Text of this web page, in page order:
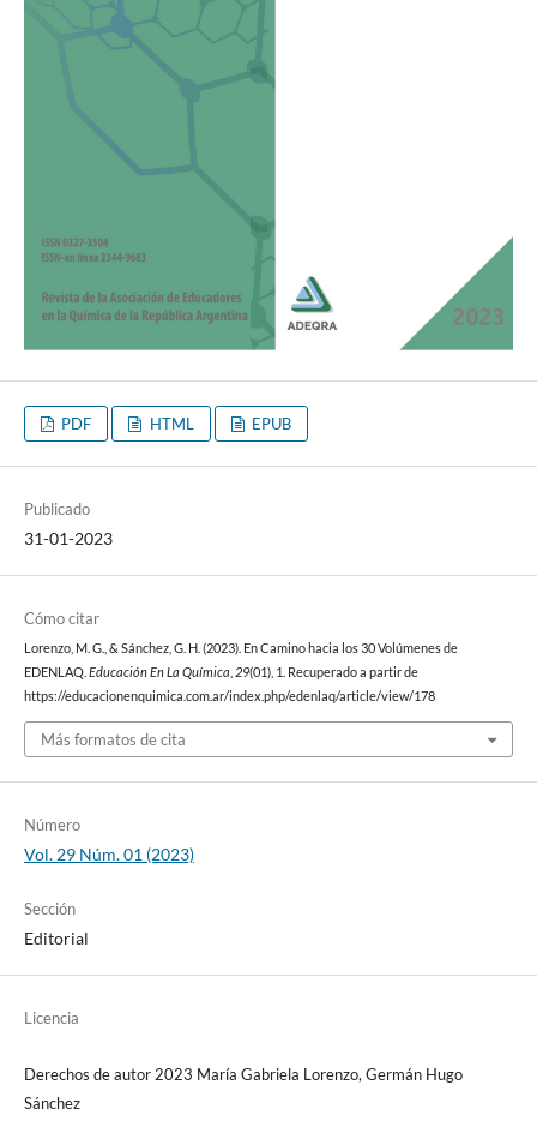
PDF HTML EPUB
Publicado
31-01-2023
Cómo citar
Lorenzo, M. G., & Sánchez, G. H. (2023). En Camino hacia los 30 Volúmenes de
EDENLAQ. Educación En La Química 29(01), 1. Recuperado a partir de
https://educacionenquimica.com.ar/index.php/edenlaq/article/view/178
Más formatos de cita
Número
Vol. 29 Núm. 01 (2023)
Sección
Editorial
Licencia
Derechos de autor 2023 María Gabriela Lorenzo, Germán Hugo
Sánchez